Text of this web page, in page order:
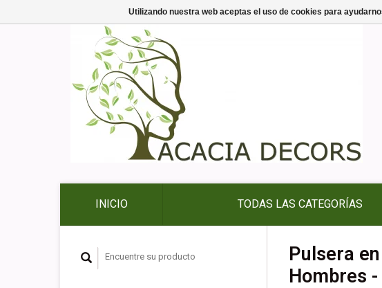
INICIO TODAS LAS CATEGORÍAS
Pulsera
Hombres
Utilizando nuestra web aceptas el uso de cookies para